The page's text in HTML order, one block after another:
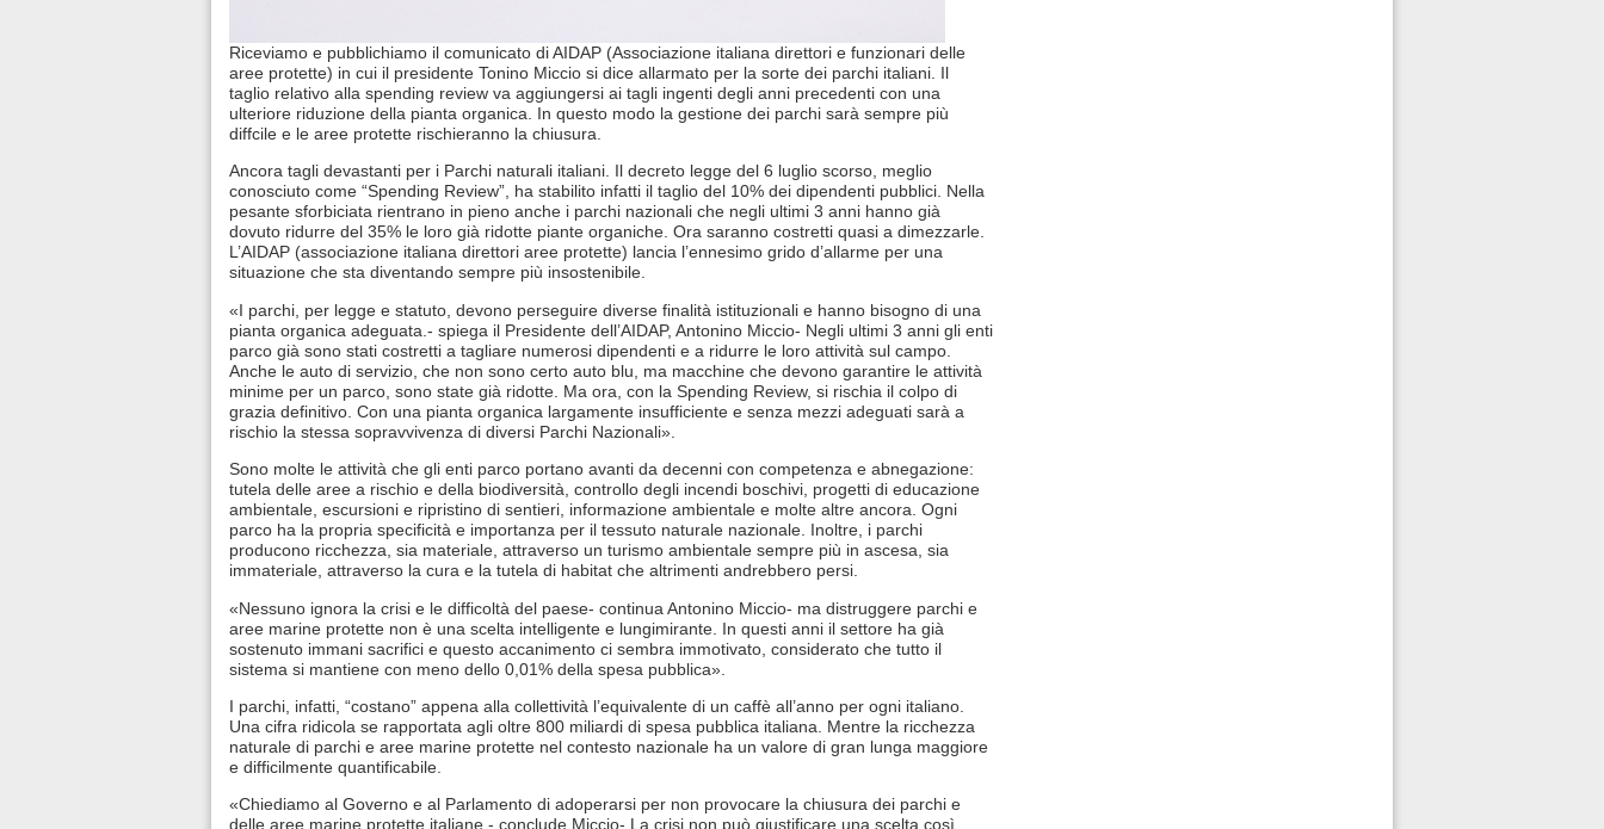
Riceviamo e pubblichiamo il comunicato di AIDAP (Associazione italiana direttori e funzionari delle
aree protette) in cui il presidente Tonino Miccio si dice allarmato per la sorte dei parchi italiani. Il
taglio relativo alla spending review va aggiungersi ai tagli ingenti degli anni precedenti con una
ulteriore riduzione della pianta organica. In questo modo la gestione dei parchi sarà sempre più
diffcile e le aree protette rischieranno la chiusura.
Ancora tagli devastanti per i Parchi naturali italiani. Il decreto legge del 6 luglio scorso, meglio
conosciuto come “Spending Review”, ha stabilito infatti il taglio del 10% dei dipendenti pubblici. Nella
pesante sforbiciata rientrano in pieno anche i parchi nazionali che negli ultimi 3 anni hanno già
dovuto ridurre del 35% le loro già ridotte piante organiche. Ora saranno costretti quasi a dimezzarle.
L’AIDAP (associazione italiana direttori aree protette) lancia l’ennesimo grido d’allarme per una
situazione che sta diventando sempre più insostenibile.
«I parchi, per legge e statuto, devono perseguire diverse finalità istituzionali e hanno bisogno di una
pianta organica adeguata.- spiega il Presidente dell’AIDAP, Antonino Miccio- Negli ultimi 3 anni gli enti
parco già sono stati costretti a tagliare numerosi dipendenti e a ridurre le loro attività sul campo.
Anche le auto di servizio, che non sono certo auto blu, ma macchine che devono garantire le attività
minime per un parco, sono state già ridotte. Ma ora, con la Spending Review, si rischia il colpo di
grazia definitivo. Con una pianta organica largamente insufficiente e senza mezzi adeguati sarà a
rischio la stessa sopravvivenza di diversi Parchi Nazionali».
Sono molte le attività che gli enti parco portano avanti da decenni con competenza e abnegazione:
tutela delle aree a rischio e della biodiversità, controllo degli incendi boschivi, progetti di educazione
ambientale, escursioni e ripristino di sentieri, informazione ambientale e molte altre ancora. Ogni
parco ha la propria specificità e importanza per il tessuto naturale nazionale. Inoltre, i parchi
producono ricchezza, sia materiale, attraverso un turismo ambientale sempre più in ascesa, sia
immateriale, attraverso la cura e la tutela di habitat che altrimenti andrebbero persi.
«Nessuno ignora la crisi e le difficoltà del paese- continua Antonino Miccio- ma distruggere parchi e
aree marine protette non è una scelta intelligente e lungimirante. In questi anni il settore ha già
sostenuto immani sacrifici e questo accanimento ci sembra immotivato, considerato che tutto il
sistema si mantiene con meno dello 0,01% della spesa pubblica».
I parchi, infatti, “costano” appena alla collettività l’equivalente di un caffè all’anno per ogni italiano.
Una cifra ridicola se rapportata agli oltre 800 miliardi di spesa pubblica italiana. Mentre la ricchezza
naturale di parchi e aree marine protette nel contesto nazionale ha un valore di gran lunga maggiore
e difficilmente quantificabile.
«Chiediamo al Governo e al Parlamento di adoperarsi per non provocare la chiusura dei parchi e
delle aree marine protette italiane.- conclude Miccio- La crisi non può giustificare una scelta così